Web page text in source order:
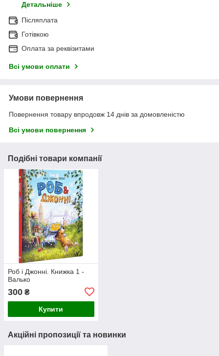
Детальніше
Післяплата
Готівкою
Оплата за реквізитами
Всі умови оплати
Умови повернення
Повернення товару впродовж 14 днів за домовленістю
Всі умови повернення
Подібні товари компанії
Роб і Джонні. Книжка 1 -
Валько
300 ₴
Купити
Акційні пропозиції та новинки